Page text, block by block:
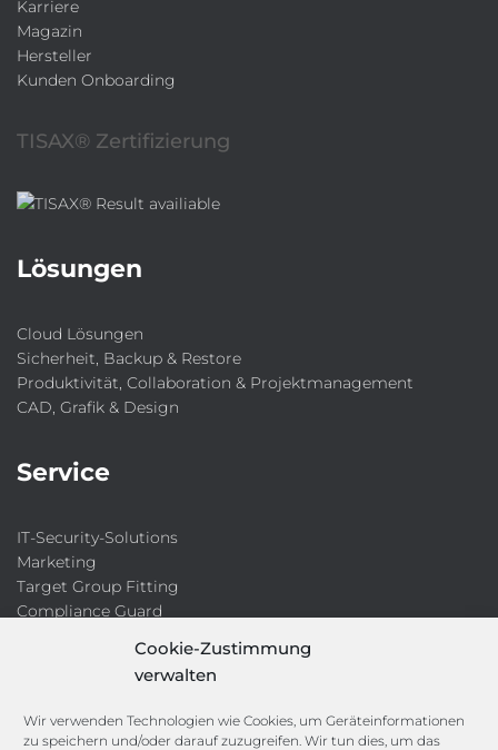
Cookie-Zustimmung
verwalten
Wir verwenden Technologien wie Cookies, um Geräteinformationen
zu speichern und/oder darauf zuzugreifen. Wir tun dies, um das
Karriere
Magazin
Hersteller
Kunden Onboarding
TISAX® Zertifizierung
Lösungen
Cloud Lösungen
Sicherheit, Backup & Restore
Produktivität, Collaboration & Projektmanagement
CAD, Grafik & Design
Service
IT-Security-Solutions
Marketing
Target Group Fitting
Compliance Guard
Channels